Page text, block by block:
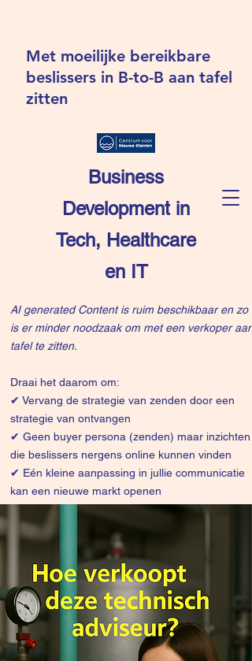
Business
Development in
Tech, Healthcare
en IT
Met moeilijke bereikbare
beslissers in B-to-B aan tafel
zitten
AI generated Content is ruim beschikbaar en zo
is er minder noodzaak om met een verkoper aan
tafel te zitten.
Draai het daarom om:
✔ Vervang de strategie van zenden door een
strategie van ontvangen
✔ Geen buyer persona (zenden) maar inzichten
die beslissers nergens online kunnen vinden
✔ Eén kleine aanpassing in jullie communicatie
kan een nieuwe markt openen